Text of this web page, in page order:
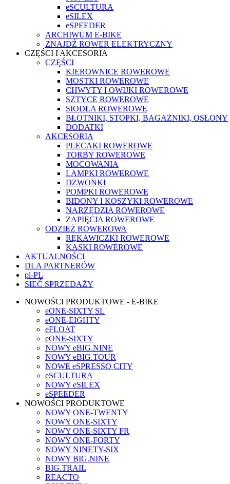
eSCULTURA
eSILEX
eSPEEDER
ARCHIWUM E-BIKE
ZNAJDŹ ROWER ELEKTRYCZNY
CZĘŚCI I AKCESORIA
CZĘŚCI
KIEROWNICE ROWEROWE
MOSTKI ROWEROWE
CHWYTY I OWIJKI ROWEROWE
SZTYCE ROWEROWE
SIODŁA ROWEROWE
BŁOTNIKI, STOPKI, BAGAŻNIKI, OSŁONY
DODATKI
AKCESORIA
PLECAKI ROWEROWE
TORBY ROWEROWE
MOCOWANIA
LAMPKI ROWEROWE
DZWONKI
POMPKI ROWEROWE
BIDONY I KOSZYKI ROWEROWE
NARZĘDZIA ROWEROWE
ZAPIĘCIA ROWEROWE
ODZIEŻ ROWEROWA
RĘKAWICZKI ROWEROWE
KASKI ROWEROWE
AKTUALNOŚCI
DLA PARTNERÓW
pl-PL
SIEĆ SPRZEDAŻY
NOWOŚCI PRODUKTOWE - E-BIKE
eONE-SIXTY SL
eONE-EIGHTY
eFLOAT
eONE-SIXTY
NOWY eBIG.NINE
NOWY eBIG.TOUR
NOWE eSPRESSO CITY
eSCULTURA
NOWY eSILEX
eSPEEDER
NOWOŚCI PRODUKTOWE
NOWY ONE-TWENTY
NOWY ONE-SIXTY
NOWY ONE-SIXTY FR
NOWY ONE-FORTY
NOWY NINETY-SIX
NOWY BIG.NINE
BIG.TRAIL
REACTO